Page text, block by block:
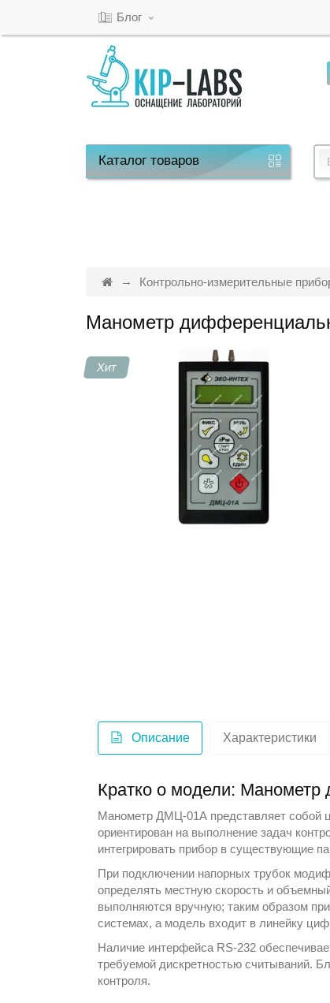
Блог
Каталогтоваров
Контрольно-измерительные
Манометр
Хит
Описание Характеристики
Кратко о модели:
Манометр ДМЦ-01А представляет собой
ориентирован на выполнение задач
интегрировать прибор в существующие
При подключении напорных трубок
определять местную скорость и
выполняются вручную; таким образом
системах, а модель входит в линейку
Наличие интерфейса RS-232
требуемой дискретностью считываний.
контроля.